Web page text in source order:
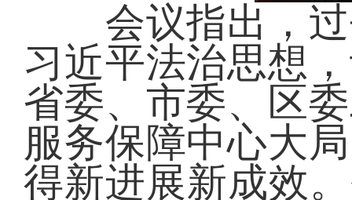
会议指出，过
习近平法治思想
省委、市委、区
服务保障中心大
得新进展新成效